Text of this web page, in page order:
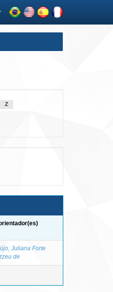
Z
Juliana Forte
de